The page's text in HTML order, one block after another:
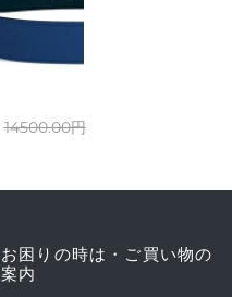
14500.00円
お困りの時は・ご買い物の
案内